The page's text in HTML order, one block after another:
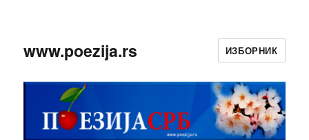
www.poezija.rs ИЗБОРНИК